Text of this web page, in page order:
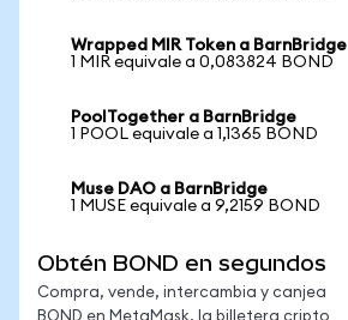
Wrapped MIR Token a BarnBridge
1 MIR equivale a 0,083824 BOND
PoolTogether a BarnBridge
1 POOL equivale a 1,1365 BOND
Muse DAO a BarnBridge
1 MUSE equivale a 9,2159 BOND
Obtén BOND en segundos
Compra, vende, intercambia y canjea